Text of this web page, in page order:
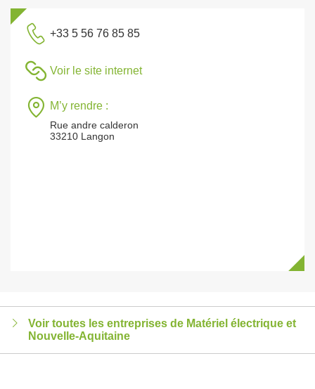
+33 5 56 76 85 85
Voir le site internet
M’y rendre :
Rue andre calderon
33210 Langon
Voir toutes les entreprises de Matériel électrique et
Nouvelle-Aquitaine